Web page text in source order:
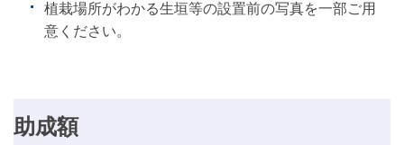
植栽場所がわかる生垣等の設置前の写真を一部ご用
意ください。
助成額